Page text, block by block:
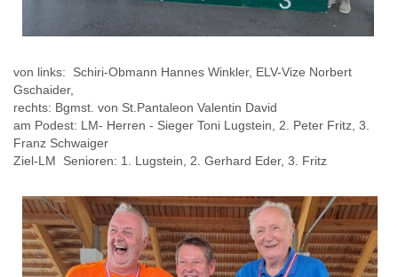
von links: Schiri-Obmann Hannes Winkler, ELV-Vize Norbert
Gschaider,
rechts: Bgmst. von St.Pantaleon Valentin David
am Podest: LM- Herren - Sieger Toni Lugstein, 2. Peter Fritz, 3.
Franz Schwaiger
Ziel-LM Senioren: 1. Lugstein, 2. Gerhard Eder, 3. Fritz